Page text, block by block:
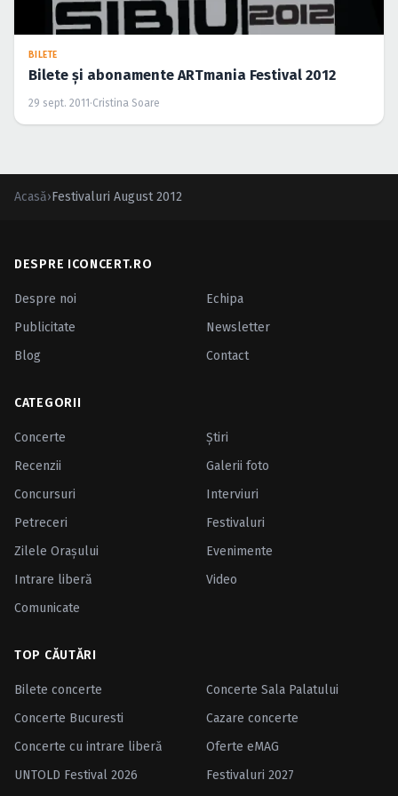
Caută în site...
BILETE
Bilete şi abonamente ARTmania Festival 2012
29 sept. 2011 ·Cristina Soare
Acasă›Festivaluri August 2012
DESPRE ICONCERT.RO
Despre noi
Echipa
Publicitate
Newsletter
Blog
Contact
CATEGORII
Concerte
Ştiri
Recenzii
Galerii foto
Concursuri
Interviuri
Petreceri
Festivaluri
Zilele Oraşului
Evenimente
Intrare liberă
Video
Comunicate
TOP CĂUTĂRI
Bilete concerte
Concerte Sala Palatului
Concerte Bucuresti
Cazare concerte
Concerte cu intrare liberă
Oferte eMAG
UNTOLD Festival 2026
Festivaluri 2027